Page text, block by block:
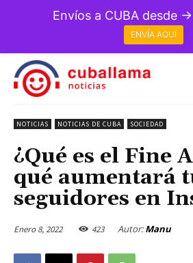
NOTICIAS NOTICIAS DE CUBA SOCIEDAD
¿Qué es el Fine
qué aumentará
seguidores en
Enero 8, 2022 423 Autor: Manu
Envíos a CUBA desde
ENVÍA AQUÍ